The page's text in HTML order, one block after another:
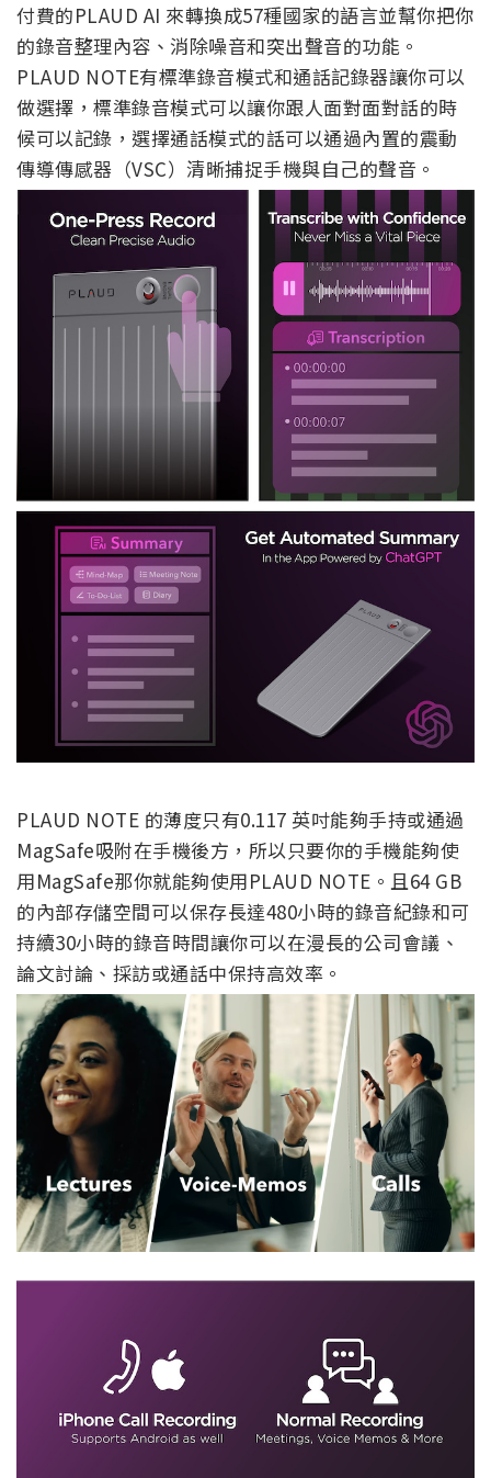
付費的PLAUD AI 來轉換成57種國家的語言並幫你把你
的錄音整理內容、消除噪音和突出聲音的功能。
PLAUD NOTE有標準錄音模式和通話記錄器讓你可以
做選擇，標準錄音模式可以讓你跟人面對面對話的時
候可以記錄，選擇通話模式的話可以通過內置的震動
傳導傳感器（VSC）清晰捕捉手機與自己的聲音。
PLAUD NOTE 的薄度只有0.117 英吋能夠手持或通過
MagSafe吸附在手機後方，所以只要你的手機能夠使
用MagSafe那你就能夠使用PLAUD NOTE。且64 GB
的內部存儲空間可以保存長達480小時的錄音紀錄和可
持續30小時的錄音時間讓你可以在漫長的公司會議、
論文討論、採訪或通話中保持高效率。